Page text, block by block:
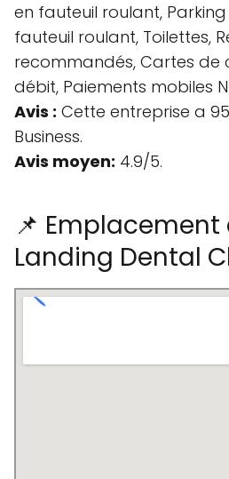
en fauteuil roulant,
fauteuil roulant, Toilettes,
recommandés, Cartes de
débit, Paiements mobiles
Avis : Cette entreprise a
Business.
Avis moyen: 4.9/5.
📌
Landing Dental